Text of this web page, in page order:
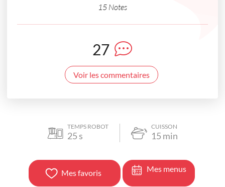
15 Notes
27
Voir les commentaires
TEMPS ROBOT
25 s
CUISSON
15 min
Mes favoris Mes menus